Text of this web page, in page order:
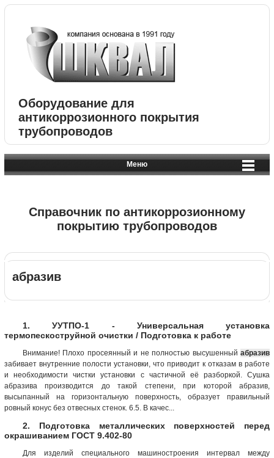
Оборудование для
антикоррозионного покрытия
трубопроводов
Меню
Справочник по антикоррозионному
покрытию трубопроводов
абразив
1. УУТПО-1 - Универсальная установка
термопескоструйной очистки / Подготовка к работе
Внимание! Плохо просеянный и не полностью высушенный абразив
забивает внутренние полости установки, что приводит к отказам в работе
и необходимости чистки установки с частичной её разборкой. Сушка
абразива производится до такой степени, при которой абразив,
высыпанный на горизонтальную поверхность, образует правильный
ровный конус без отвесных стенок. 6.5. В качес...
2. Подготовка металлических поверхностей перед
окрашиванием ГОСТ 9.402-80
Для изделий специального машиностроения интервал между